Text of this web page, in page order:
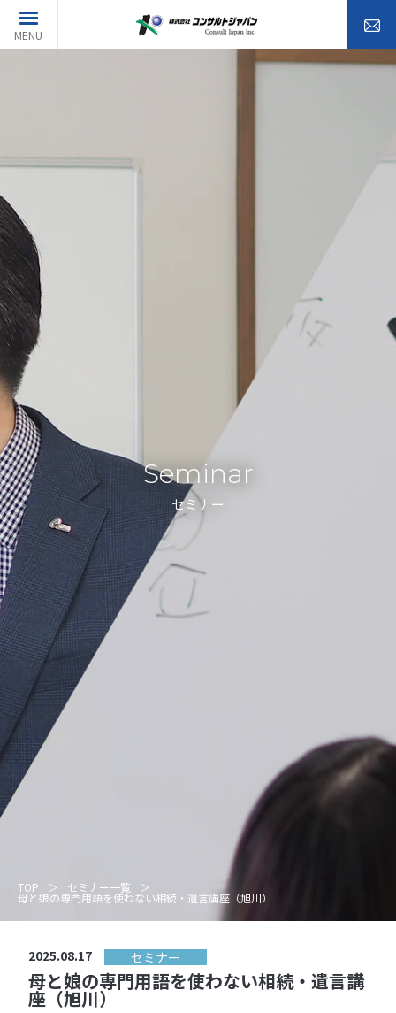
Seminar
セミナー
TOP セミナー一覧
母と娘の専門用語を使わない相続・遺言講座（旭川）
2025.08.17 セミナー
母と娘の専門用語を使わない相続・遺言講
座（旭川）